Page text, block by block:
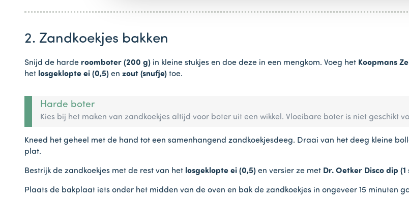
2. Zandkoekjes bakken
Snijd de harde roomboter (200 g) in kleine stukjes en doe deze in een mengkom. Voeg het Koopmans
het losgeklopte ei (0,5) en zout (snufje) toe.
Harde boter
Kies bij het maken van zandkoekjes altijd voor boter uit een wikkel. Vloeibare boter is niet geschikt
Kneed het geheel met de hand tot een samenhangend zandkoekjesdeeg. Draai van het deeg kleine
plat.
Bestrijk de zandkoekjes met de rest van het losgeklopte ei (0,5) en versier ze met Dr. Oetker Disco dip (1
Plaats de bakplaat iets onder het midden van de oven en bak de zandkoekjes in ongeveer 15 minuten